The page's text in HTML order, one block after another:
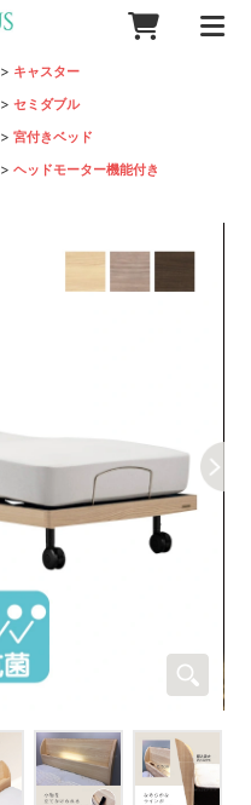
> キャスター
>セミダブル
>宮付きベッド
>ヘッドモーター機能付き